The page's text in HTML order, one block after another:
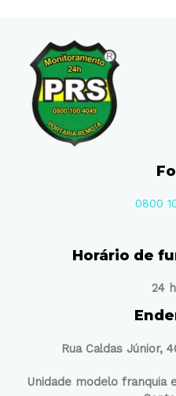
0800
Horário de
24
Rua Caldas Júnior,
Unidade modelo franquia